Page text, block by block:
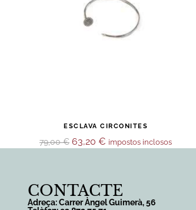
ESCLAVA CIRCONITES
79,00€ 63,20 € impostos inclosos
CONTACTE
Adreça: Carrer Àngel Guimerà, 56